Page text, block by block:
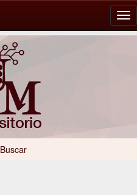
Buscar